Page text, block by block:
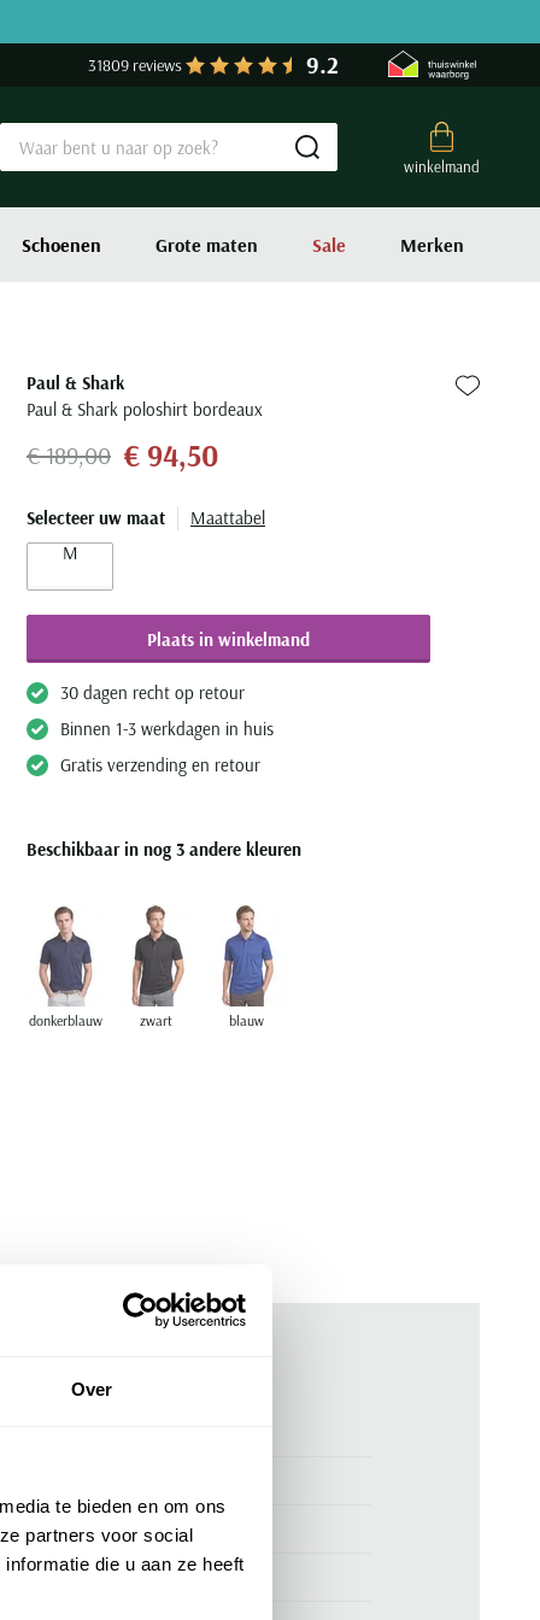
Over
te bieden en om ons
partners voor social
die u aan ze heeft
31809 reviews 9.2
winkelmand
Submit search
Schoenen Grote maten Sale Merken
Paul & Shark
Paul & Shark poloshirt bordeaux
Zet bij
€ 189,00 € 94,50
Selecteer uw maat
Maattabel
M
Plaats in winkelmand
30 dagen recht op retour
Binnen 1-3 werkdagen in huis
Gratis verzending en retour
Beschikbaar in nog 3 andere kleuren
donkerblauw zwart blauw
Paul & Shark
100% katoen